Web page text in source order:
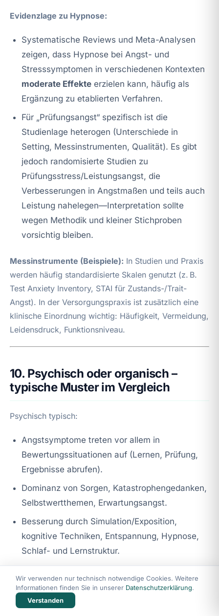
Evidenzlage zu Hypnose:
Systematische Reviews und Meta-Analysen
zeigen, dass Hypnose bei Angst- und
Stresssymptomen in verschiedenen Kontexten
moderate Effekte erzielen kann, häufig als
Ergänzung zu etablierten Verfahren.
Für „Prüfungsangst“ spezifisch ist die
Studienlage heterogen (Unterschiede in
Setting, Messinstrumenten, Qualität). Es gibt
jedoch randomisierte Studien zu
Prüfungsstress/Leistungsangst, die
Verbesserungen in Angstmaßen und teils auch
Leistung nahelegen—Interpretation sollte
wegen Methodik und kleiner Stichproben
vorsichtig bleiben.
Messinstrumente (Beispiele): In Studien und Praxis
werden häufig standardisierte Skalen genutzt (z. B.
Test Anxiety Inventory, STAI für Zustands-/Trait-
Angst). In der Versorgungspraxis ist zusätzlich eine
klinische Einordnung wichtig: Häufigkeit, Vermeidung,
Leidensdruck, Funktionsniveau.
10. Psychisch oder organisch –
typische Muster im Vergleich
Psychisch typisch:
Angstsymptome treten vor allem in
Bewertungssituationen auf (Lernen, Prüfung,
Ergebnisse abrufen).
Dominanz von Sorgen, Katastrophengedanken,
Selbstwertthemen, Erwartungsangst.
Besserung durch Simulation/Exposition,
kognitive Techniken, Entspannung, Hypnose,
Schlaf- und Lernstruktur.
Organisch typisch:
Symptome auch ohne Prüfungsbezug (z. B. an
Wir verwenden nur technisch notwendige Cookies. Weitere
Informationen finden Sie in unserer Datenschutzerklärung.
Verstanden